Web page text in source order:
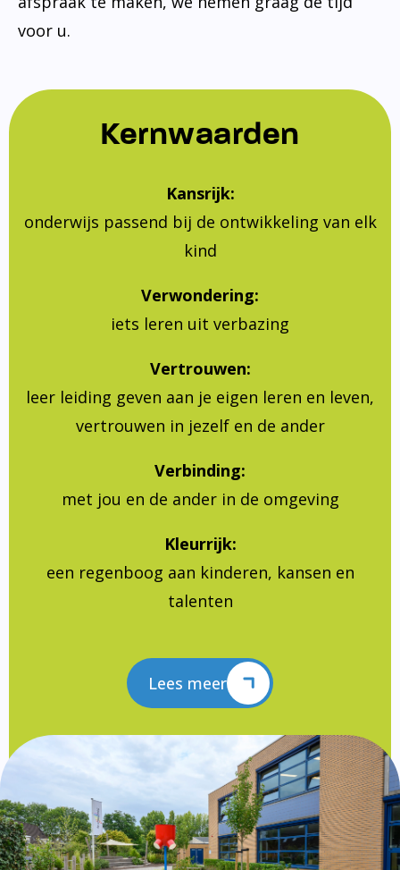
voor u.
Kernwaarden
Kansrijk:
onderwijs passend bij de ontwikkeling van elk
kind
Verwondering:
iets leren uit verbazing
Vertrouwen:
leer leiding geven aan je eigen leren en leven,
vertrouwen in jezelf en de ander
Verbinding:
met jou en de ander in de omgeving
Kleurrijk:
een regenboog aan kinderen, kansen en
talenten
Lees meer